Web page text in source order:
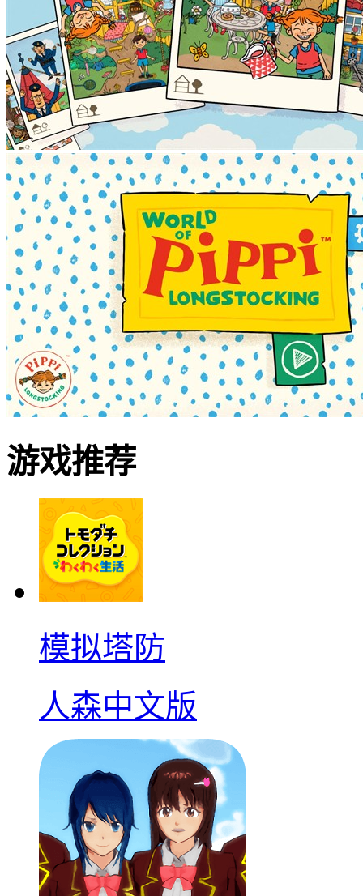
游戏推荐
模拟塔防
人森中文版